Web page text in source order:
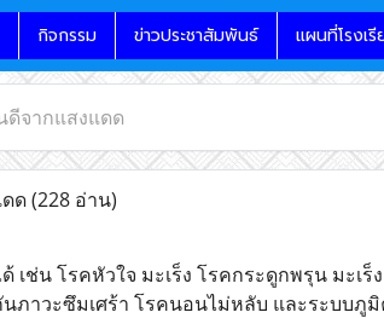
กิจกรรม ข่าวประชาสัมพันธ์ แผนที่โรงเรี
ดีจากแสงแดด
ด(228 อ่าน)
เช่น โรคหัวใจ มะเร็ง โรคกระดูกพรุน มะ
ภาวะซึมเศร้า โรคนอนไม่หลับ และระบบภู